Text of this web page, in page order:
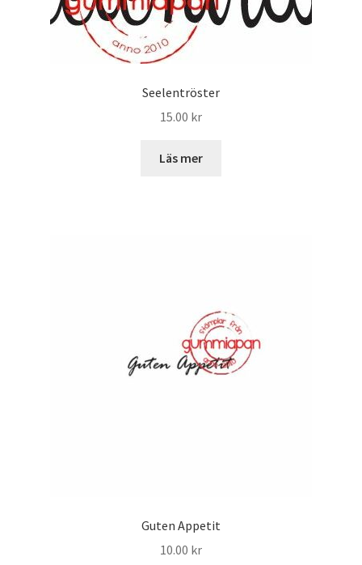
Seelentröster
15.00 kr
Läs mer
Guten Appetit
10.00 kr